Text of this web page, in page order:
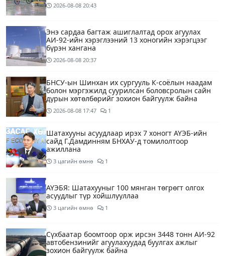
2026-08-08 20:43
Энэ сардаа багтаж ашиглалтад орох агуулах
АИ-92-ийн хэрэглээний 13 хоногийн хэрэгцээг
бүрэн хангана
2026-08-08 20:37
БНСУ-ын Шинхан их сургууль К-соёлын наадам
болон мэргэжилд суурилсан боловсролын сайн
дурын хөтөлбөрийг зохион байгуулж байна
2026-08-08 17:47 1
Шатахууны асуудлаар ирэх 7 хоногт АҮЭБ-ийн
сайд Г.Дамдинням БНХАУ-д томилолтоор
ажиллана
3 цагийн өмнө 1
АҮЭБЯ: Шатахууныг 100 мянган төгрөгт олгох
асуудлыг түр хойшлууллаа
3 цагийн өмнө 1
Сүхбаатар боомтоор орж ирсэн 3448 тонн АИ-92
автобензинийг агуулахуудад буулгах ажлыг
зохион байгуулж байна